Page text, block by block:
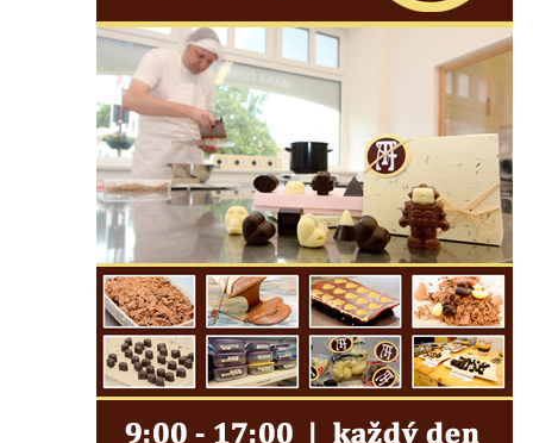
Mikulášovicích
Hampelův kříž u bývalých kasáren v
Mikulášovicích
Marchnerův (Zelený) kříž naproti domu čp.
35 v Mikulášovicích
Schneiderův kříž před domem čp. 55 v
Mikulášovicích
Kříž na Kostelní stezce v Mikulášovicích
Maazův kříž na Kostelní stezce v
Mikulášovicích
Boží muka na Kostelní stezce v